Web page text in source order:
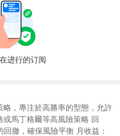
进行的订阅
，專注於高勝率的型態，允許
馬丁格爾等高風險策略 回
撤，確保風險平衡 月收益：